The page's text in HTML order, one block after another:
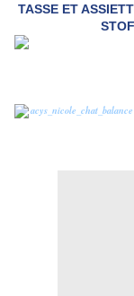
TASSE ET
STOF